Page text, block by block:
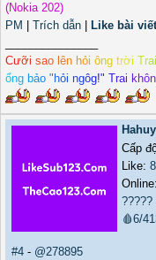
(Nokia 202)
PM
Trích dẫn Like bài viết
Cưỡi sao ên hỏi ông trời Trai
ổng bảo " hỏi ngôg!" Trai khôn
Cấp
Like: 8
Online:
?????
🩸6/
#4 - @278895